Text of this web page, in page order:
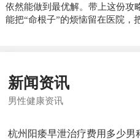
依然能做到最优解。带上这份攻
能把“命根子”的烦恼留在医院，
新闻资讯
男性健康资讯
杭州阳痿早泄治疗费用多少男